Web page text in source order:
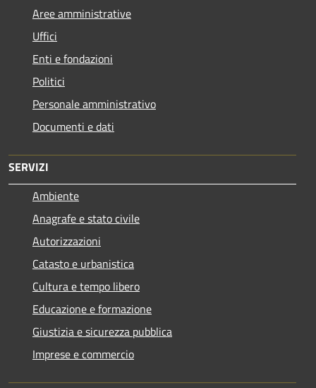
Aree amministrative
Uffici
Enti e fondazioni
Politici
Personale amministrativo
Documenti e dati
SERVIZI
Ambiente
Anagrafe e stato civile
Autorizzazioni
Catasto e urbanistica
Cultura e tempo libero
Educazione e formazione
Giustizia e sicurezza pubblica
Imprese e commercio